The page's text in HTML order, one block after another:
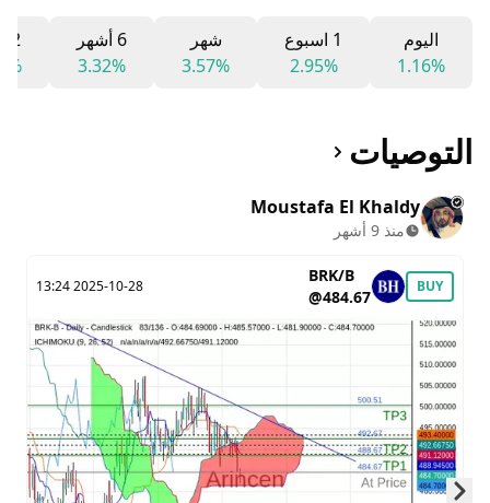
اليوم
1.16%
1 اسبوع
2.95%
شهر
3.57%
6 أشهر
3.32%
12 شهر
التوصيات
Moustafa El Khaldy
منذ 9 أشهر
BUY
BRK/B
@484.67
2025-10-28 13:24